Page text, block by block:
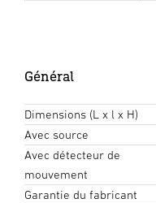
Général
Dimensions (L x l x H)
Avec source
Avec détecteur de
mouvement
Garantie du fabricant